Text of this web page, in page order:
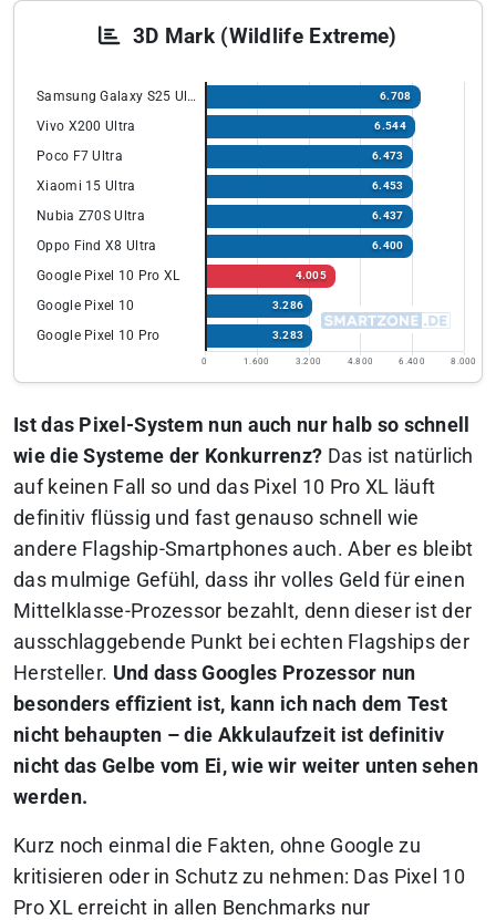
3D Mark (Wildlife Extreme)
Samsung Galaxy S25 Ultra 6.708
Vivo X200 Ultra 6.544
Poco F7 Ultra 6.473
Xiaomi 15 Ultra 6.453
Nubia Z70S Ultra 6.437
Oppo Find X8 Ultra 6.400
Google Pixel 10 Pro XL 4.005
Google Pixel 10 3.286
Google Pixel 10 Pro 3.283
0 1.600 3.200 4.800 6.400 8.000
Ist das Pixel-System nun auch nur halb so schnell
wie die Systeme der Konkurrenz? Das ist natürlich
auf keinen Fall so und das Pixel 10 Pro XL läuft
definitiv flüssig und fast genauso schnell wie
andere Flagship-Smartphones auch. Aber es bleibt
das mulmige Gefühl, dass ihr volles Geld für einen
Mittelklasse-Prozessor bezahlt, denn dieser ist der
ausschlaggebende Punkt bei echten Flagships der
Hersteller. Und dass Googles Prozessor nun
besonders effizient ist, kann ich nach dem Test
nicht behaupten – die Akkulaufzeit ist definitiv
nicht das Gelbe vom Ei, wie wir weiter unten sehen
werden.
Kurz noch einmal die Fakten, ohne Google zu
kritisieren oder in Schutz zu nehmen: Das Pixel 10
Pro XL erreicht in allen Benchmarks nur